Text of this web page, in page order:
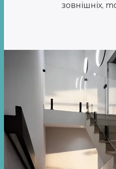
зовнішніх,